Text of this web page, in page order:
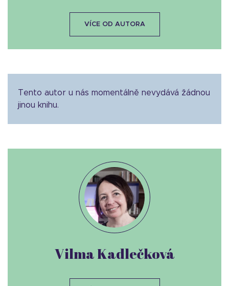
Tento autor u nás momentálně nevydává žádnou
jinou knihu.
VÍCE OD AUTORA
Vilma Kadlečková